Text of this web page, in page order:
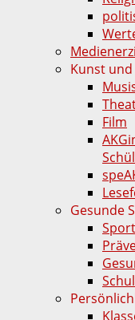
Kunst
Film
Gesunde